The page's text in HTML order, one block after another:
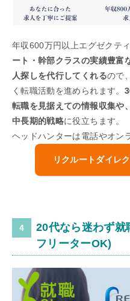
年収600万円以上エグゼクテ
ート・幹部クラスの実績豊富
人探しを代行してくれるので
く転職活動を進められます。
転職を見据えての情報収集や
中長期的戦略に役立ちます。
ヘッドハンターは電話やオン
リクルートダイレ
20代なら迷わず就
フリーターOK)